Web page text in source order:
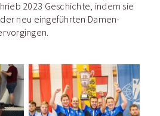
2023 Geschichte, indem sie
neu eingeführten Damen-